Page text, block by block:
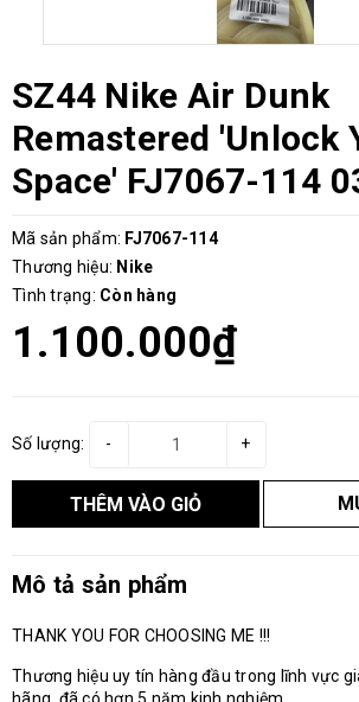
SZ44 Nike Air Dunk
Remastered 'Unlock
Space' FJ7067-114
Mã sản phẩm: FJ7067-114
Thương hiệu: Nike
Tình trạng: Còn hàng
1.100.000₫
Số lượng: +
-
THÊM VÀO GIỎ
Mô tả sản phẩm
THANK YOU FOR CHOOSING ME !!!
Thương hiệu uy tín hàng đầu trong lĩnh vực
hãng, đã có hơn 5 năm kinh nghiệm.